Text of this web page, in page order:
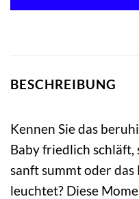
BESCHREIBUNG
Kennen Sie das
Baby friedlich schläft,
sanft summt oder
leuchtet? Diese